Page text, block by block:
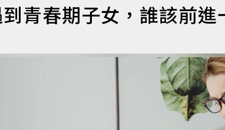
青春期子女，誰該前